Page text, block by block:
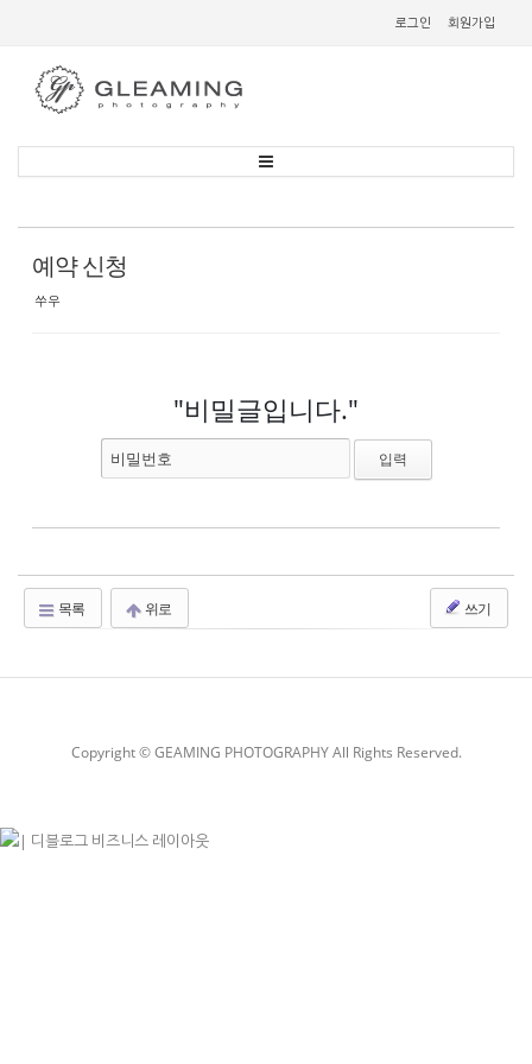
로그인 회원가입
예약 신청
쑤우
"비밀글입니다."
비밀번호
목록 위로 쓰기
Copyright © GEAMING PHOTOGRAPHY All Rights Reserved.
스케치북5
스케치북5